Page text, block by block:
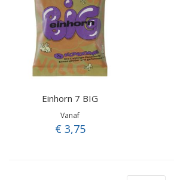
Einhorn 7 BIG
Vanaf
€ 3,75